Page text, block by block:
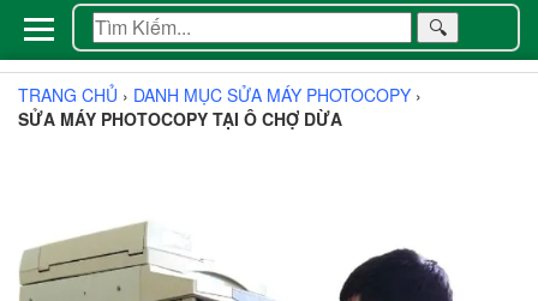
🔍
TRANG CHỦ › DANH MỤC SỬA MÁY PHOTOCOPY ›
SỬA MÁY PHOTOCOPY TẠI Ô CHỢ DỪA